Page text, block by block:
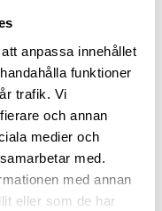
anpassa innehållet
funktioner
trafik. Vi
och annan
medier och
med.
med annan
eller som de har
(pdf)
och
2020